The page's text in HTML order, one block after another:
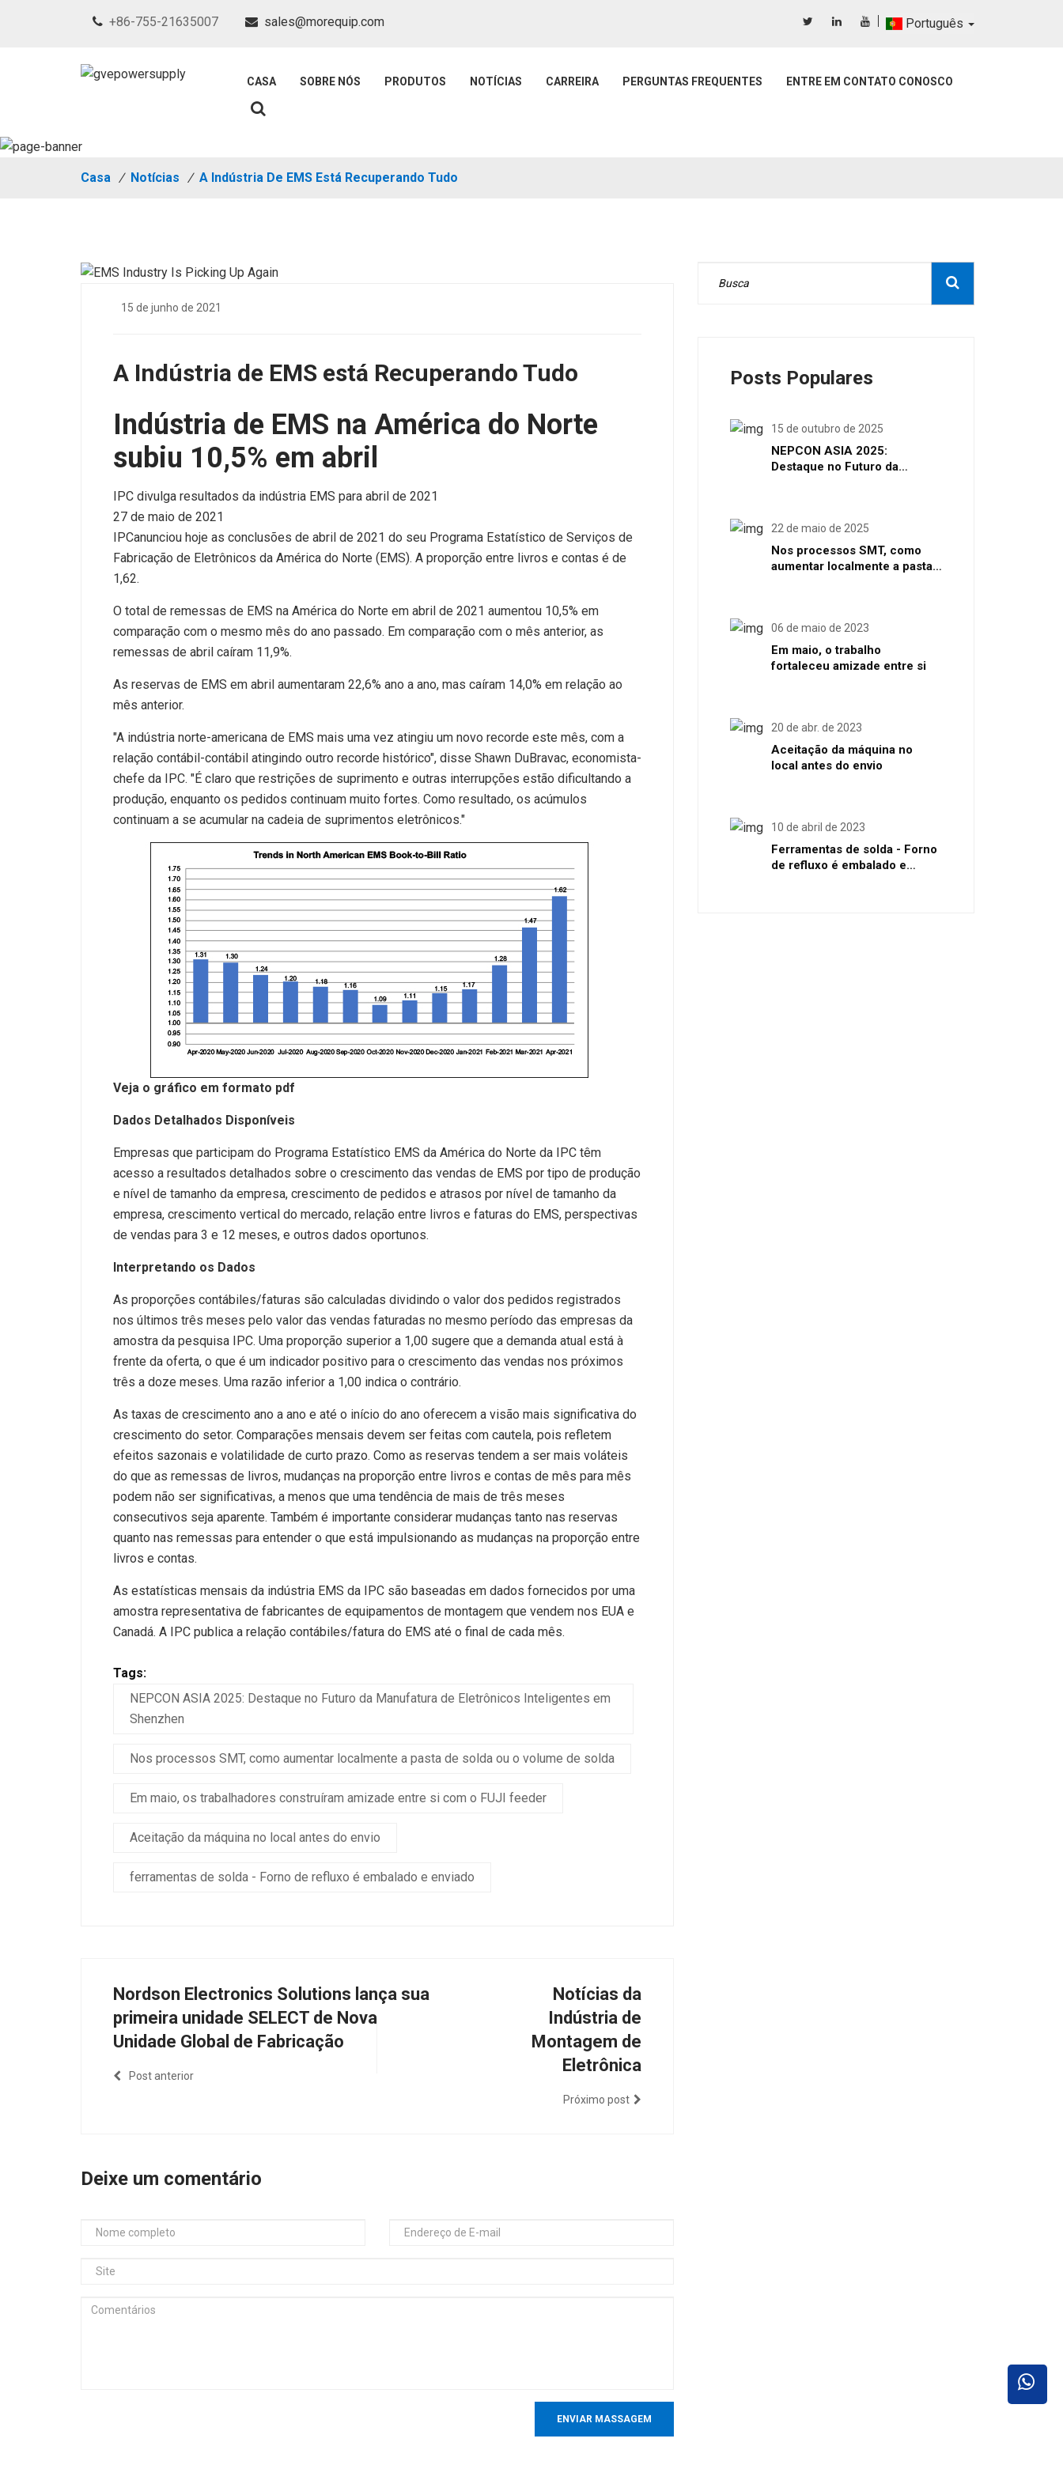
+86-755-21635007 sales@morequip.com Português
CASA SOBRE NÓS PRODUTOS NOTÍCIAS CARREIRA PERGUNTAS FREQUENTES ENTRE EM CONTATO CONOSCO
Casa / Notícias / A Indústria De EMS Está Recuperando Tudo
15 de junho de 2021
A Indústria de EMS está Recuperando Tudo
Indústria de EMS na América do Norte
subiu 10,5% em abril
IPC divulga resultados da indústria EMS para abril de 2021
27 de maio de 2021
IPCanunciou hoje as conclusões de abril de 2021 do seu Programa Estatístico de Serviços de
Fabricação de Eletrônicos da América do Norte (EMS). A proporção entre livros e contas é de
1,62.
O total de remessas de EMS na América do Norte em abril de 2021 aumentou 10,5% em
comparação com o mesmo mês do ano passado. Em comparação com o mês anterior, as
remessas de abril caíram 11,9%.
As reservas de EMS em abril aumentaram 22,6% ano a ano, mas caíram 14,0% em relação ao
mês anterior.
"A indústria norte-americana de EMS mais uma vez atingiu um novo recorde este mês, com a
relação contábil-contábil atingindo outro recorde histórico", disse Shawn DuBravac, economista-
chefe da IPC. "É claro que restrições de suprimento e outras interrupções estão dificultando a
produção, enquanto os pedidos continuam muito fortes. Como resultado, os acúmulos
continuam a se acumular na cadeia de suprimentos eletrônicos."
Veja o gráfico em formato pdf
Dados Detalhados Disponíveis
Empresas que participam do Programa Estatístico EMS da América do Norte da IPC têm
acesso a resultados detalhados sobre o crescimento das vendas de EMS por tipo de produção
e nível de tamanho da empresa, crescimento de pedidos e atrasos por nível de tamanho da
empresa, crescimento vertical do mercado, relação entre livros e faturas do EMS, perspectivas
de vendas para 3 e 12 meses, e outros dados oportunos.
Interpretando os Dados
As proporções contábiles/faturas são calculadas dividindo o valor dos pedidos registrados
nos últimos três meses pelo valor das vendas faturadas no mesmo período das empresas da
amostra da pesquisa IPC. Uma proporção superior a 1,00 sugere que a demanda atual está à
frente da oferta, o que é um indicador positivo para o crescimento das vendas nos próximos
três a doze meses. Uma razão inferior a 1,00 indica o contrário.
As taxas de crescimento ano a ano e até o início do ano oferecem a visão mais significativa do
crescimento do setor. Comparações mensais devem ser feitas com cautela, pois refletem
efeitos sazonais e volatilidade de curto prazo. Como as reservas tendem a ser mais voláteis
do que as remessas de livros, mudanças na proporção entre livros e contas de mês para mês
podem não ser significativas, a menos que uma tendência de mais de três meses
consecutivos seja aparente. Também é importante considerar mudanças tanto nas reservas
quanto nas remessas para entender o que está impulsionando as mudanças na proporção entre
livros e contas.
As estatísticas mensais da indústria EMS da IPC são baseadas em dados fornecidos por uma
amostra representativa de fabricantes de equipamentos de montagem que vendem nos EUA e
Canadá. A IPC publica a relação contábiles/fatura do EMS até o final de cada mês.
Tags:
NEPCON ASIA 2025: Destaque no Futuro da Manufatura de Eletrônicos Inteligentes em
Shenzhen
Nos processos SMT, como aumentar localmente a pasta de solda ou o volume de solda
Em maio, os trabalhadores construíram amizade entre si com o FUJI feeder
Aceitação da máquina no local antes do envio
ferramentas de solda - Forno de refluxo é embalado e enviado
Nordson Electronics Solutions lança sua
primeira unidade SELECT de Nova
Unidade Global de Fabricação
Post anterior
Notícias da
Indústria de
Montagem de
Eletrônica
Próximo post
Deixe um comentário
ENVIAR MASSAGEM
Posts Populares
15 de outubro de 2025
NEPCON ASIA 2025:
Destaque no Futuro da
22 de maio de 2025
Nos processos SMT, como
aumentar localmente a pasta
06 de maio de 2023
Em maio, o trabalho
fortaleceu amizade entre si
20 de abr. de 2023
Aceitação da máquina no
local antes do envio
10 de abril de 2023
Ferramentas de solda - Forno
de refluxo é embalado e